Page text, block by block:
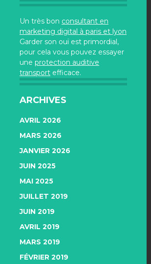
Un très bon consultant en
marketing digital à paris et lyon
Garder son ouï est primordial,
pour cela vous pouvez essayer
une protection auditive
transport efficace.
ARCHIVES
AVRIL 2026
MARS 2026
JANVIER 2026
JUIN 2025
MAI 2025
JUILLET 2019
JUIN 2019
AVRIL 2019
MARS 2019
FÉVRIER 2019